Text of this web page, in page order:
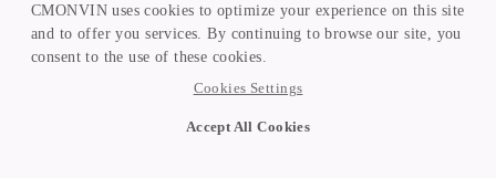
CMONVIN uses cookies to optimize your experience on this site
and to offer you services. By continuing to browse our site, you
consent to the use of these cookies.
Cookies Settings
Accept All Cookies